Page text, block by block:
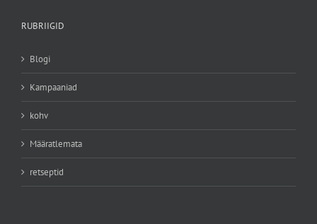
RUBRIIGID
Blogi
Kampaaniad
kohv
Määratlemata
retseptid